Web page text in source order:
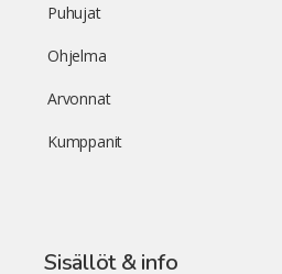
Puhujat
Ohjelma
Arvonnat
Kumppanit
Sisällöt & info